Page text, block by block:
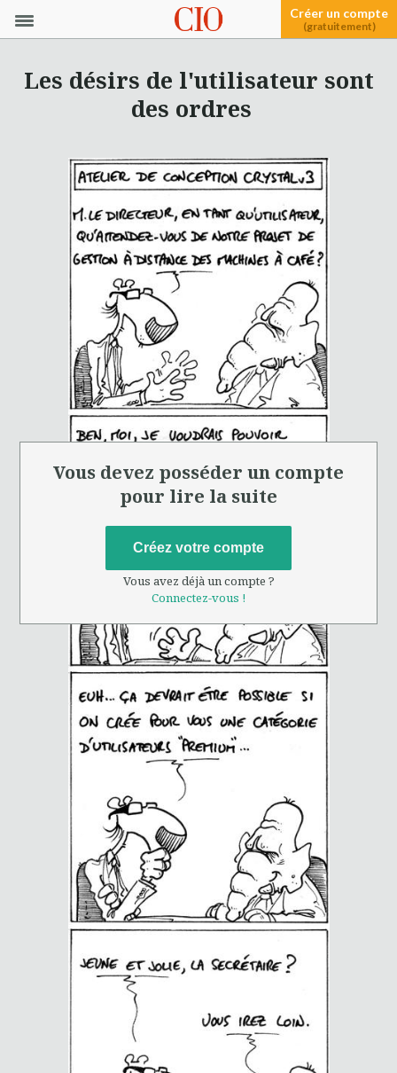
Créer un compte
(gratuitement)
Les désirs de l'utilisateur sont
des ordres
Vous devez posséder un compte
pour lire la suite
Créez votre compte
Vous avez déjà un compte ?
Connectez-vous !